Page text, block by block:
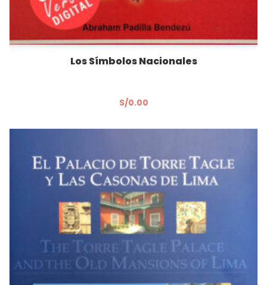
Los Símbolos Nacionales
S/0.00